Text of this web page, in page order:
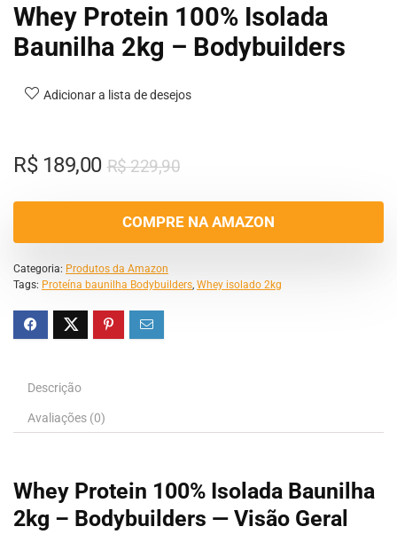
Whey Protein 100% Isolada
Baunilha 2kg – Bodybuilders
Adicionar a lista de desejos
R$229,90
R$189,00
COMPRE NA AMAZON
Categoria: Produtos da Amazon
Tags: Proteína baunilha Bodybuilders, Whey isolado 2kg
Descrição
Avaliações (0)
Whey Protein 100% Isolada Baunilha
2kg – Bodybuilders — Visão Geral